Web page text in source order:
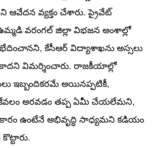
వ్యక్తం చేశారు. ప్రైవేట్
వరంగల్ జిల్లా విభజన అంశాల్లో
కేసీఆర్ విద్యాశాఖను అస్సలు
కాదని విమర్శించారు. రాజకీయాల్లో
ఇబ్బందికరమే అయినప్పటికీ,
కేవలం అరవడం తప్ప ఏమీ చేయలేమని,
ఉంటేనే అభివృద్ధి సాధ్యమని కడియం
కొట్టారు.